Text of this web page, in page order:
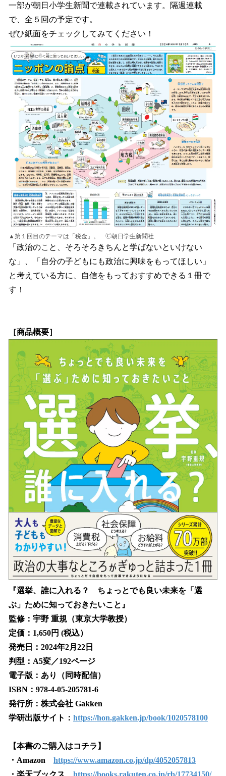
一部が朝日小学生新聞で連載されています。隔週連載
で、全５回の予定です。
ぜひ紙面をチェックしてみてください！
▲第１回目のテーマは「税金」。 🄫朝日学生新聞社
「政治のこと、そろそろきちんと学ばないといけない
な」、「自分の子どもにも政治に興味をもってほしい」
と考えている方に、自信をもっておすすめできる１冊で
す！
［商品概要］
『選挙、誰に入れる？ ちょっとでも良い未来を「選
ぶ」ために知っておきたいこと』
監修：宇野 重規（東京大学教授）
定価：1,650円 (税込）
発売日：2024年2月22日
判型：A5変／192ページ
電子版：あり（同時配信）
ISBN：978-4-05-205781-6
発行所：株式会社 Gakken
学研出版サイト： https://hon.gakken.jp/book/1020578100
【本書のご購入はコチラ】
・Amazon https://www.amazon.co.jp/dp/4052057813